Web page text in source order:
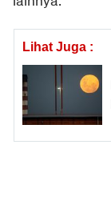
Lihat Juga :